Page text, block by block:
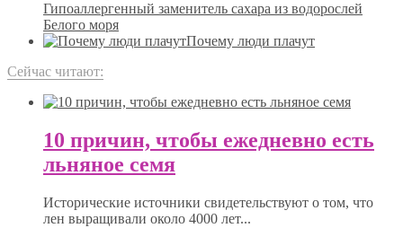
Гипоаллергенный заменитель сахара из водорослей
Белого моря
Почему люди плачут
Сейчас читают:
10 причин, чтобы ежедневно есть
льняное семя
Исторические источники свидетельствуют о том, что
лен выращивали около 4000 лет...